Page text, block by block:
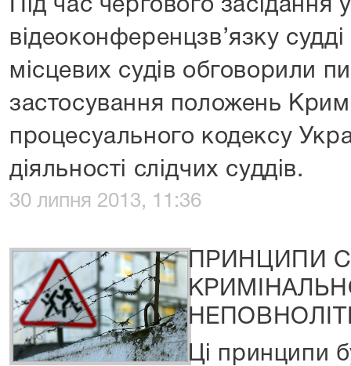
Під час чергового засідання
відеоконференцзв’язку
місцевих судів обговорили
застосування положень
процесуального кодексу
діяльності слідчих суддів.
30 липня 2013, 11:36
ПРИНЦИПИ
Ці принципи